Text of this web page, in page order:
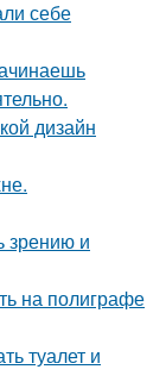
себе
дизайн
зрению и
на полиграфе
туалет и